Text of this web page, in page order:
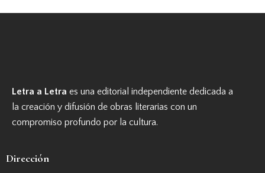
Letra a Letra es una editorial independiente dedicada a
la creación y difusión de obras literarias con un
compromiso profundo por la cultura.
Dirección